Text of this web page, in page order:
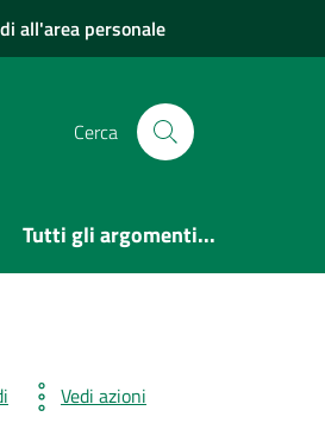
all'area personale
Cerca
Tutti gli argomenti...
Vedi azioni